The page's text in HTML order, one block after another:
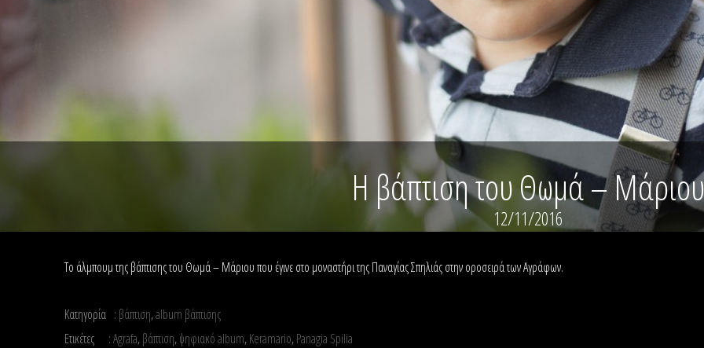
Η βάπτιση του Θωμά – Μάριου
12/11/2016
Το άλμπουμ της βάπτισης του Θωμά – Μάριου που έγινε στο μοναστήρι της Παναγίας Σπηλιάς στην οροσειρά των Αγράφων.
Κατηγορία : βάπτιση,album βάπτισης
Ετικέτες :Agrafa,βάπτιση,ψηφιακό album,Keramario,Panagia Spilia